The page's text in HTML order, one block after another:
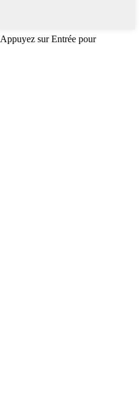
Appuyez sur Entrée pour